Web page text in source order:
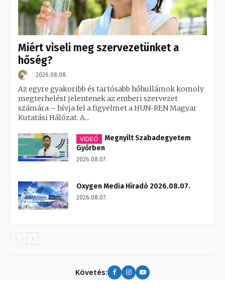
Miért viseli meg szervezetünket a
hőség?
2026.08.08.
Az egyre gyakoribb és tartósabb hőhullámok komoly
megterhelést jelentenek az emberi szervezet
számára – hívja fel a figyelmet a HUN-REN Magyar
Kutatási Hálózat. A...
VIDEÓ
Megnyílt Szabadegyetem
Győrben
2026.08.07.
Oxygen Media Híradó 2026.08.07.
2026.08.07.
Követés: